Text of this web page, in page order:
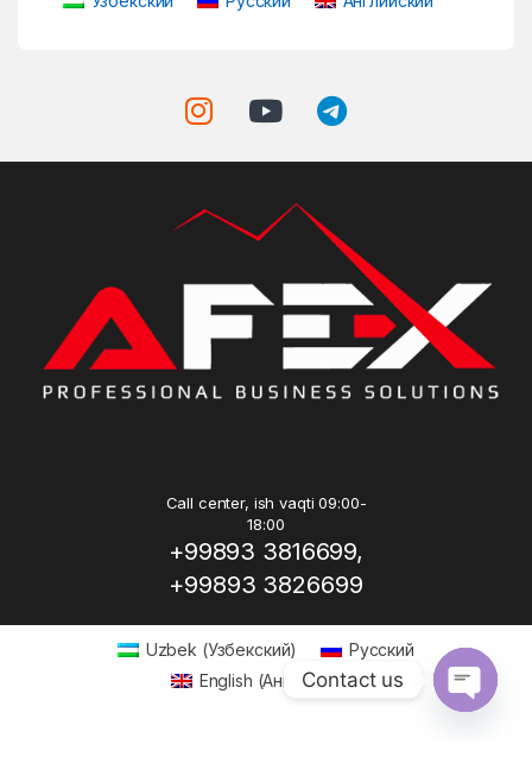
Call center, ish vaqti 09:00-
18:00
+99893 3816699,
+99893 3826699
Uzbek (Узбекский)
Русский
English (Английский)
Contact us